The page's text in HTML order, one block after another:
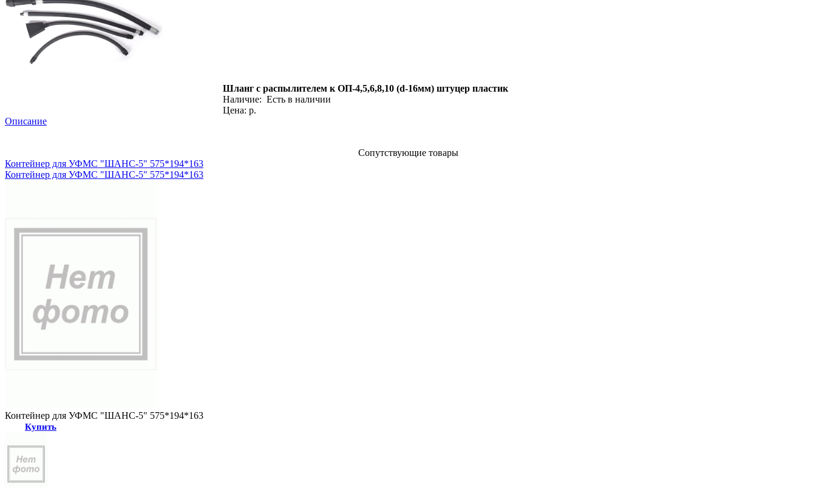
Шланг с распылителем к ОП-4,5,6,8,10 (d-16мм) штуцер пластик
Наличие: Есть в наличии
Цена: р.
Описание
Сопутствующие товары
Контейнер для УФМС "ШАНС-5" 575*194*163
Контейнер для УФМС "ШАНС-5" 575*194*163
Контейнер для УФМС "ШАНС-5" 575*194*163
Купить